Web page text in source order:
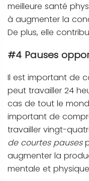
meilleure santé
à augmenter la
De plus, elle
#4 Pauses
Il est important de
peut travailler 24
cas de tout le
important de
travailler vingt-
de courtes pauses
augmenter la
mentale et